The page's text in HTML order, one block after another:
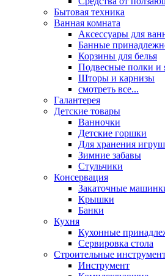
Бытовая техника
Ванная комната
Аксессуары для
Банные
Корзины для белья
Подвесные полки и
Шторы и карнизы
смотреть все...
Галантерея
Детские товары
Ванночки
Детские горшки
Для хранения
Зимние забавы
Стульчики
Консервация
Закаточные
Крышки
Банки
Кухня
Кухонные
Сервировка стола
Строительные
Инструмент